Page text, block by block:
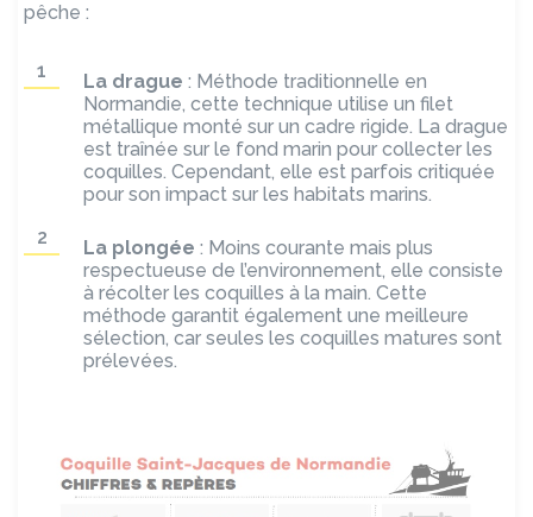
pêche :
La drague : Méthode traditionnelle en
Normandie, cette technique utilise un filet
métallique monté sur un cadre rigide. La drague
est traînée sur le fond marin pour collecter les
coquilles. Cependant, elle est parfois critiquée
pour son impact sur les habitats marins.
La plongée : Moins courante mais plus
respectueuse de l’environnement, elle consiste
à récolter les coquilles à la main. Cette
méthode garantit également une meilleure
sélection, car seules les coquilles matures sont
prélevées.